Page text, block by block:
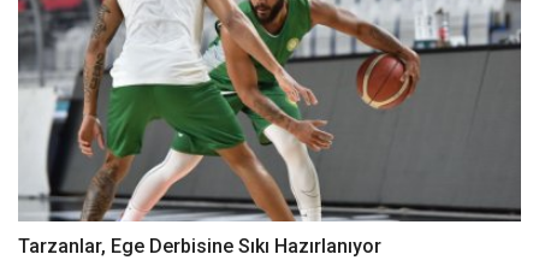
Tarzanlar, Ege Derbisine Sıkı Hazırlanıyor